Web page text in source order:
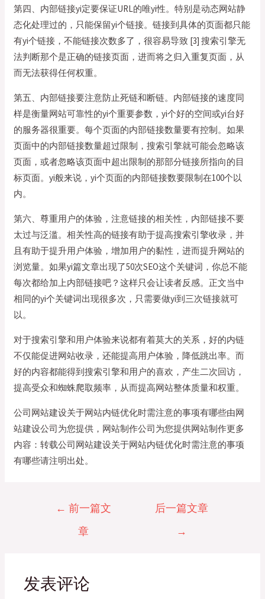
第四、内部链接yi定要保证URL的唯yi性。特别是动态网站静
态化处理过的，只能保留yi个链接。链接到具体的页面都只能
有yi个链接，不能链接次数多了，很容易导致 [3] 搜索引擎无
法判断那个是正确的链接页面，进而将之归入重复页面，从
而无法获得任何权重。
第五、内部链接要注意防止死链和断链。内部链接的速度同
样是衡量网站可靠性的yi个重要参数，yi个好的空间或yi台好
的服务器很重要。每个页面的内部链接数量要有控制。如果
页面中的内部链接数量超过限制，搜索引擎就可能会忽略该
页面，或者忽略该页面中超出限制的那部分链接所指向的目
标页面。yi般来说，yi个页面的内部链接数要限制在100个以
内。
第六、尊重用户的体验，注意链接的相关性，内部链接不要
太过与泛滥。相关性高的链接有助于提高搜索引擎收录，并
且有助于提升用户体验，增加用户的黏性，进而提升网站的
浏览量。如果yi篇文章出现了50次SEO这个关键词，你总不能
每次都给加上内部链接吧？这样只会让读者反感。正文当中
相同的yi个关键词出现很多次，只需要做yi到三次链接就可
以。
对于搜索引擎和用户体验来说都有着莫大的关系，好的内链
不仅能促进网站收录，还能提高用户体验，降低跳出率。而
好的内容都能得到搜索引擎和用户的喜欢，产生二次回访，
提高受众和蜘蛛爬取频率，从而提高网站整体质量和权重。
公司网站建设关于网站内链优化时需注意的事项有哪些由网
站建设公司为您提供，网站制作公司为您提供网站制作更多
内容：转载公司网站建设关于网站内链优化时需注意的事项
有哪些请注明出处。
← 前一篇文
章
后一篇文章
→
发表评论